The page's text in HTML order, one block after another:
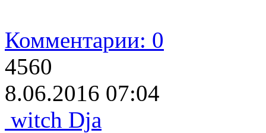
Комментарии: 0
4560
8.06.2016 07:04
witch Dja